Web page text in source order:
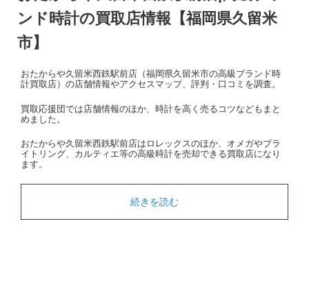
ンド時計の買取店情報【福岡県久留米
市】
おたからや久留米西鉄駅前店（福岡県久留米市の高級ブランド時
計買取店）の店舗情報やアクセスマップ、評判・口コミを調査。
買取応援団では店舗情報のほか、時計を高く売るコツなどもまと
めました。
おたからや久留米西鉄駅前店はロレックスのほか、オメガやブラ
イトリング、カルティエ等の高級時計を売却できる買取店になり
ます。
続きを読む